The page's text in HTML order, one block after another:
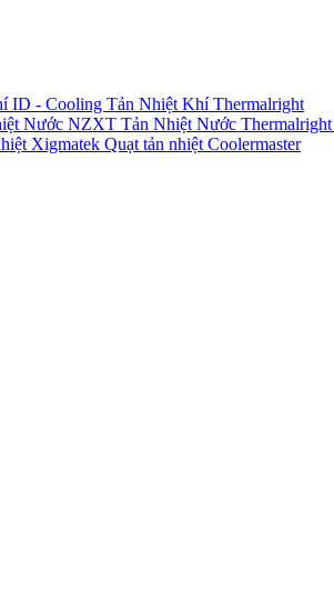
ID - Cooling Tản Nhiệt Khí Thermalright
Nước NZXT Tản Nhiệt Nước Thermalright
Xigmatek Quạt tản nhiệt Coolermaster